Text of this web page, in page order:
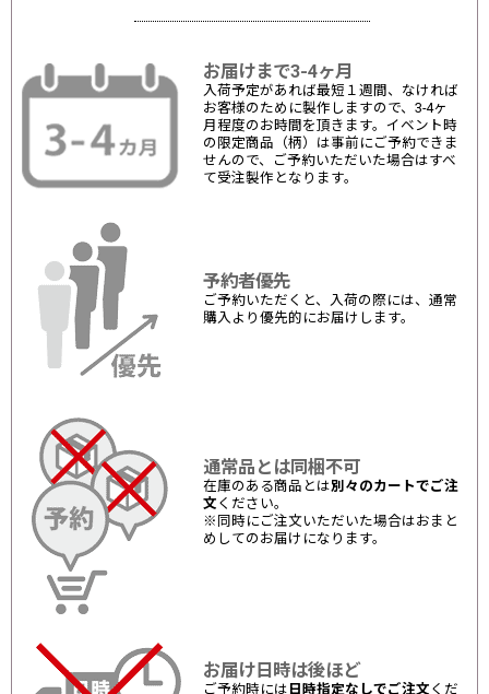
お届けまで3-4ヶ月
入荷予定があれば最短１週間、なければ
お客様のために製作しますので、3-4ヶ
月程度のお時間を頂きます。イベント時
の限定商品（柄）は事前にご予約できま
せんので、ご予約いただいた場合はすべ
て受注製作となります。
予約者優先
ご予約いただくと、入荷の際には、通常
購入より優先的にお届けします。
通常品とは同梱不可
在庫のある商品とは別々のカートでご注
文 ください。
※同時にご注文いただいた場合はおまと
めしてのお届けになります。
お届け日時は後ほど
ご予約時には 日時指定なしでご注文 くだ